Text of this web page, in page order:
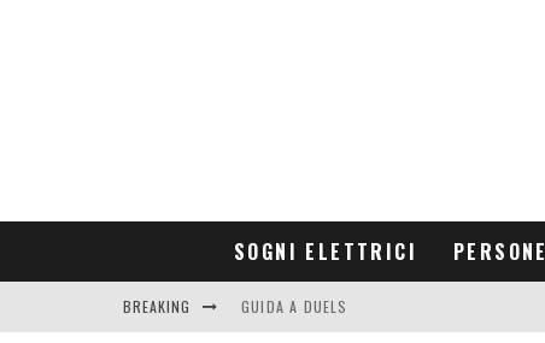
SOGNI ELETTRICI PERSONE
BREAKING GUIDA A DUELS